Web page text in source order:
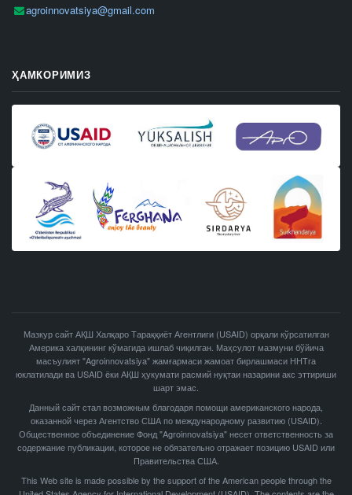
agroinnovatsiya@gmail.com
ҲАМКОРИМИЗ
Мазкур сайт АҚШ Халқаро Тараққиёт Агентлиги (USAID) орқали кўрсатилган
Америка халқининг кўмагида ишлаб чиқилган. Маҳсулот мазмуни бўйича
масъулият "Agroinnovatsiya" жамғармаси жамоат бирлашмаси ННТга
юклатилади ва USAID ёки АҚШ ҳукумати расмий нуқтаи назарини акс эттириши
шарт эмас.
Данный сайт стал возможным благодаря помощи американского народа,
оказанной через Агентство США по международному развитию (USAID).
Общественное объединение Фонд "Agroinnovatsiya" несет ответственность за
содержание публикации, которое не обязательно отражает позицию USAID или
Правительства США.
This Web site is made possible by the support of the American people through the